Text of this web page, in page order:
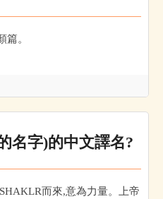
篇。
名字)的中文譯名?
而來,意為力量。上帝